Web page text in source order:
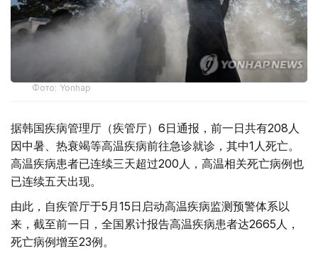
Фото: Yonhap
据韩国疾病管理厅（疾管厅）6日通报，前一日共有208人
因中暑、热衰竭等高温疾病前往急诊就诊，其中1人死亡。
高温疾病患者已连续三天超过200人，高温相关死亡病例也
已连续五天出现。
由此，自疾管厅于5月15日启动高温疾病监测预警体系以
来，截至前一日，全国累计报告高温疾病患者达2665人，
死亡病例增至23例。